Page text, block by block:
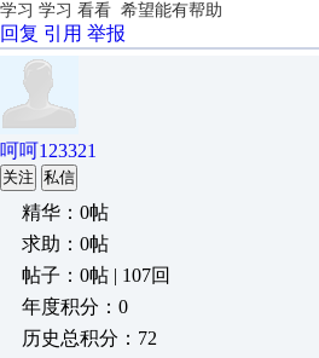
学习 学习 看看 希望能有帮助
回复 引用 举报
呵呵123321
关注 私信
精华：0帖
求助：0帖
帖子：0帖 | 107回
年度积分：0
历史总积分：72